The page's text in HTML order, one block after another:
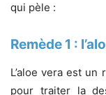
qui pèle :
Remède 1 :
L’aloe vera est
pour traiter la